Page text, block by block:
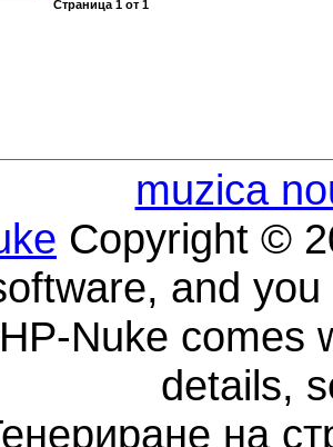
Страница 1 от 1
muzica
Copyright ©
and
Nuke comes
details,
на